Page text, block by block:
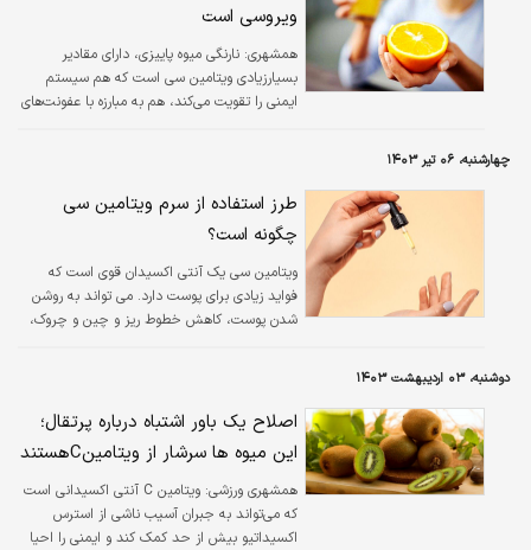
ویروسی است
همشهری: نارنگی میوه پاییزی، دارای مقادیر
بسیارزیادی ویتامین سی است که هم سیستم
ایمنی را تقویت می‌کند، هم به مبارزه با عفونت‌های
چهارشنبه، ۰۶ تیر ۱۴۰۳
طرز استفاده از سرم ویتامین سی
چگونه است؟
ویتامین سی یک آنتی اکسیدان قوی است که
فواید زیادی برای پوست دارد. می تواند به روشن
شدن پوست، کاهش خطوط ریز و چین و چروک،
روتین مراقبت از پوست شما است.
دوشنبه، ۰۳ اردیبهشت ۱۴۰۳
اصلاح یک باور اشتباه درباره پرتقال؛
این میوه ها سرشار از ویتامینCهستند
همشهری ورزشی:
ویتامین C آنتی اکسیدانی است
که می‌تواند به جبران آسیب ناشی از استرس
اکسیداتیو بیش از حد کمک کند و ایمنی را احیا